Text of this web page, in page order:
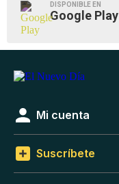
DISPONIBLE EN
Google Play
Mi cuenta
Suscríbete